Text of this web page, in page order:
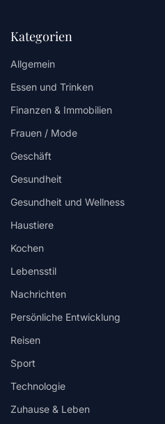
Kategorien
Allgemein
Essen und Trinken
Finanzen & Immobilien
Frauen / Mode
Geschäft
Gesundheit
Gesundheit und Wellness
Haustiere
Kochen
Lebensstil
Nachrichten
Persönliche Entwicklung
Reisen
Sport
Technologie
Zuhause & Leben